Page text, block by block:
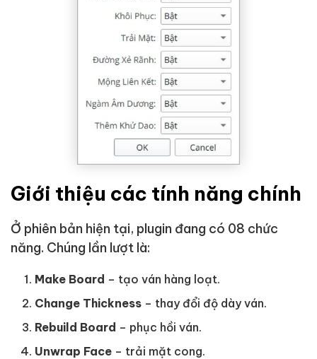
Giới thiệu các tính năng chính
Ở phiên bản hiện tại, plugin đang có 08 chức
năng. Chúng lần lượt là:
Make Board – tạo ván hàng loạt.
Change Thickness – thay đổi độ dày ván.
Rebuild Board – phục hồi ván.
Unwrap Face – trải mặt cong.